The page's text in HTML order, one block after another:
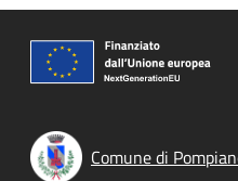
Comune di